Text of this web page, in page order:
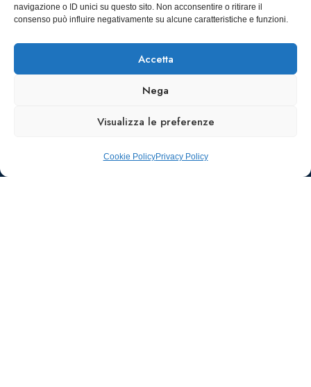
navigazione o ID unici su questo sito. Non acconsentire o ritirare il
consenso può influire negativamente su alcune caratteristiche e funzioni.
Accetta
Nega
Visualizza le preferenze
Cookie PolicyPrivacy Policy
SCARICA
ICS